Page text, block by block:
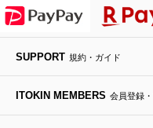
SUPPORT 規約・ガイド
ITOKIN MEMBERS 会員登録